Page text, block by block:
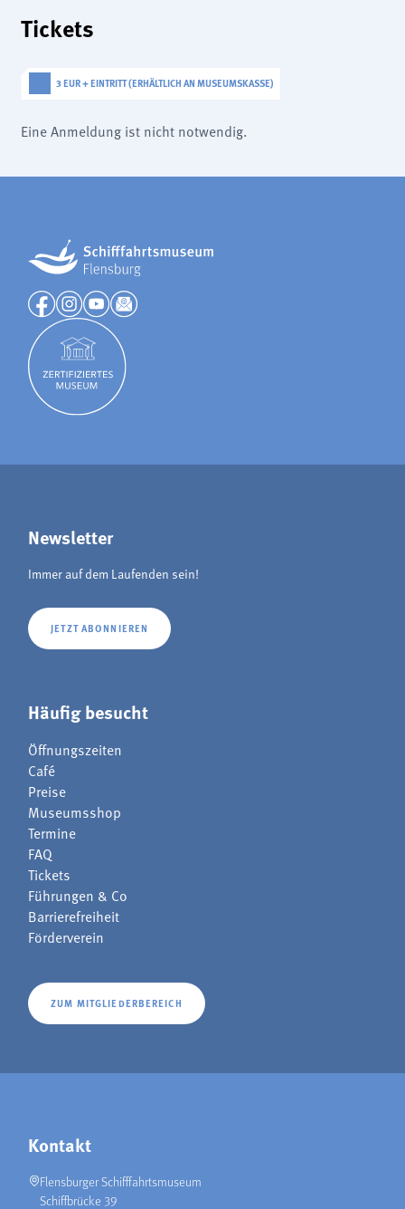
Tickets
3 EUR + EINTRITT (ERHÄLTLICH AN MUSEUMSKASSE)
Eine Anmeldung ist nicht notwendig.
Newsletter
Immer auf dem Laufenden sein!
JETZT ABONNIEREN
Häufig besucht
Öffnungszeiten
Café
Preise
Museumsshop
Termine
FAQ
Tickets
Führungen & Co
Barrierefreiheit
Förderverein
ZUM MITGLIEDERBEREICH
Kontakt
Flensburger Schifffahrtsmuseum
Schiffbrücke 39